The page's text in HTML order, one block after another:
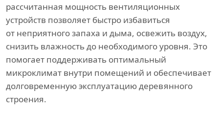
рассчитанная мощность вентиляционных
устройств позволяет быстро избавиться
от неприятного запаха и дыма, освежить воздух,
снизить влажность до необходимого уровня. Это
помогает поддерживать оптимальный
микроклимат внутри помещений и обеспечивает
долговременную эксплуатацию деревянного
строения.